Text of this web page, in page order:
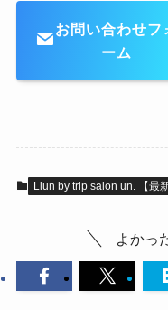
お問い合わせフ
ーム
Liun by trip salon un. 【最新
よかっ